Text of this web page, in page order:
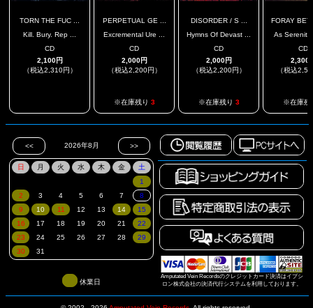
TORN THE FUC ...
Kill. Bury. Rep ...
CD
2,100円
（税込2,310円）
PERPETUAL GE ...
Excremental Ure ...
CD
2,000円
（税込2,200円）
※在庫残り 3
DISORDER / S ...
Hymns Of Devast ...
CD
2,000円
（税込2,200円）
※在庫残り 3
FORAY
As Serenity
CD
2,300
（税込
※在庫残
Amputated Vein Recordsのクレジットカード決済はイプシ
ロン株式会社の決済代行システムを利用しております。
休業日